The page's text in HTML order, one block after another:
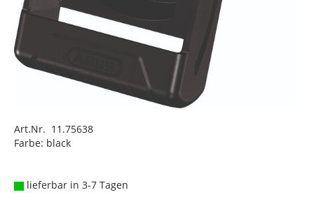
Art.Nr. 11.75638
Farbe: black
lieferbar in 3-7 Tagen